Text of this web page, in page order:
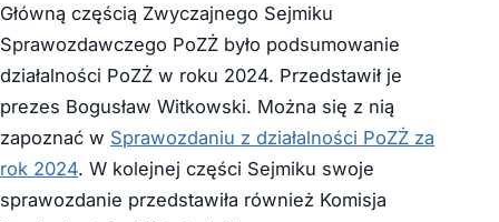
Główną częścią Zwyczajnego Sejmiku
Sprawozdawczego PoZŻ było podsumowanie
działalności PoZŻ w roku 2024. Przedstawił je
prezes Bogusław Witkowski. Można się z nią
zapoznać w Sprawozdaniu z działalności PoZŻ za
rok 2024. W kolejnej części Sejmiku swoje
sprawozdanie przedstawiła również Komisja